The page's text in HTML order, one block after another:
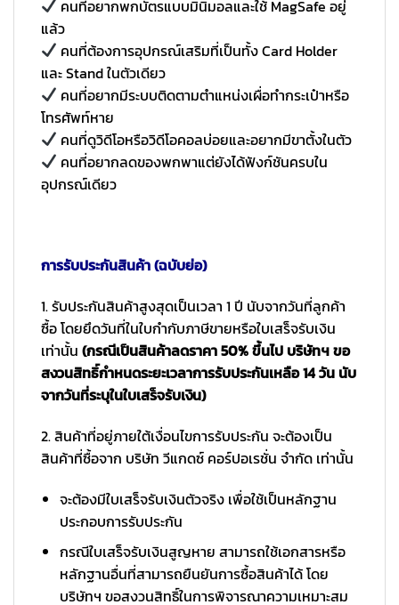
คนที่อยากพกบัตรแบบมินิมอลและใช้ MagSafe อยู่
แล้ว
คนที่ต้องการอุปกรณ์เสริมที่เป็นทั้ง Card Holder
และ Stand ในตัวเดียว
คนที่อยากมีระบบติดตามตำแหน่งเผื่อทำกระเป๋าหรือ
โทรศัพท์หาย
คนที่ดูวิดีโอหรือวิดีโอคอลบ่อยและอยากมีขาตั้งในตัว
คนที่อยากลดของพกพาแต่ยังได้ฟังก์ชันครบใน
อุปกรณ์เดียว
การรับประกันสินค้า (ฉบับย่อ)
1. รับประกันสินค้าสูงสุดเป็นเวลา 1 ปี นับจากวันที่ลูกค้า
ซื้อ โดยยึดวันที่ในใบกำกับภาษีขายหรือใบเสร็จรับเงิน
เท่านั้น (กรณีเป็นสินค้าลดราคา 50% ขึ้นไป บริษัทฯ ขอ
สงวนสิทธิ์กำหนดระยะเวลาการรับประกันเหลือ 14 วัน นับ
จากวันที่ระบุในใบเสร็จรับเงิน)
2. สินค้าที่อยู่ภายใต้เงื่อนไขการรับประกัน จะต้องเป็น
สินค้าที่ซื้อจาก บริษัท วีแกดซ์ คอร์ปอเรชั่น จำกัด เท่านั้น
จะต้องมีใบเสร็จรับเงินตัวจริง เพื่อใช้เป็นหลักฐาน
ประกอบการรับประกัน
กรณีใบเสร็จรับเงินสูญหาย สามารถใช้เอกสารหรือ
หลักฐานอื่นที่สามารถยืนยันการซื้อสินค้าได้ โดย
บริษัทฯ ขอสงวนสิทธิ์ในการพิจารณาความเหมาะสม